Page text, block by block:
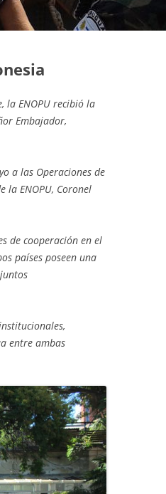
la ENOPU recibió la
Embajador,
a las Operaciones de
la ENOPU, Coronel
de cooperación en el
países poseen una
entre ambas